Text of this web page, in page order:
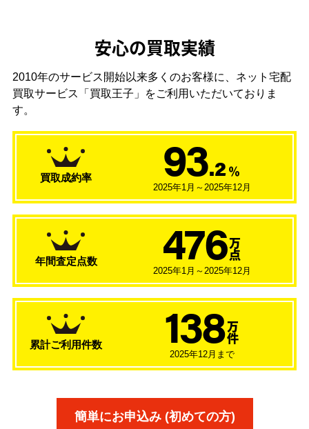
安心の買取実績
2010年のサービス開始以来多くのお客様に、 ネット宅配
買取サービス「買取王子」をご利用いただいておりま
す。
買取成約率 93.2 ％
2025年1月～2025年12月
年間査定点数 476 万
点
2025年1月～2025年12月
累計ご利用件数 138 万
件
2025年12月まで
簡単にお申込み (初めての方)